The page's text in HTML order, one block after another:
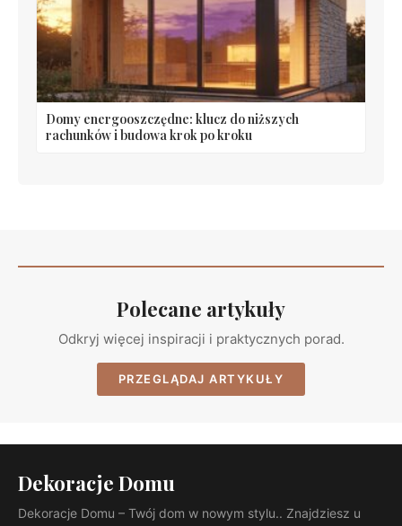
Domy energooszczędne: klucz do niższych
rachunków i budowa krok po kroku
Polecane artykuły
Odkryj więcej inspiracji i praktycznych porad.
PRZEGLĄDAJ ARTYKUŁY
Dekoracje Domu
Dekoracje Domu – Twój dom w nowym stylu.. Znajdziesz u